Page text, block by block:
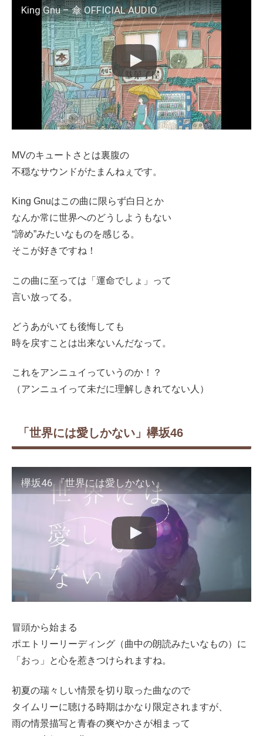
King Gnu – 傘 OFFICIAL AUDIO
MVのキュートさとは裏腹の
不穏なサウンドがたまんねぇです。
King Gnuはこの曲に限らず白日とか
なんか常に世界へのどうしようもない
“諦め”みたいなものを感じる。
そこが好きですね！
この曲に至っては「運命でしょ」って
言い放ってる。
どうあがいても後悔しても
時を戻すことは出来ないんだなって。
これをアンニュイっていうのか！？
（アンニュイって未だに理解しきれてない人）
「世界には愛しかない」欅坂46
欅坂46 『世界には愛しかない』
冒頭から始まる
ポエトリーリーディング（曲中の朗読みたいなもの）に
「おっ」と心を惹きつけられますね。
初夏の瑞々しい情景を切り取った曲なので
タイムリーに聴ける時期はかなり限定されますが、
雨の情景描写と青春の爽やかさが相まって